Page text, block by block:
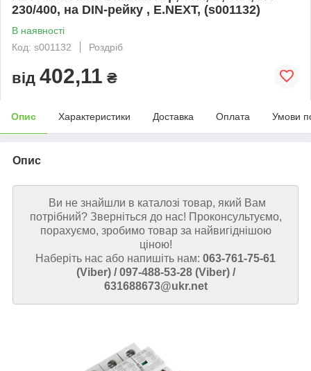
230/400, на DIN-рейку , E.NEXT, (s001132)
В наявності
Код: s001132
Роздріб
від 402,11 ₴
Опис Характеристики Доставка Оплата Умови
Опис
Ви не знайшли в каталозі товар, який Вам
потрібний? Зверніться до нас! Проконсультуємо,
порахуємо, зробимо товар за найвигіднішою
ціною!
Наберіть нас або напишіть нам: 063-761-75-61
(Viber) / 097-488-53-28 (Viber) /
631688673@ukr.net